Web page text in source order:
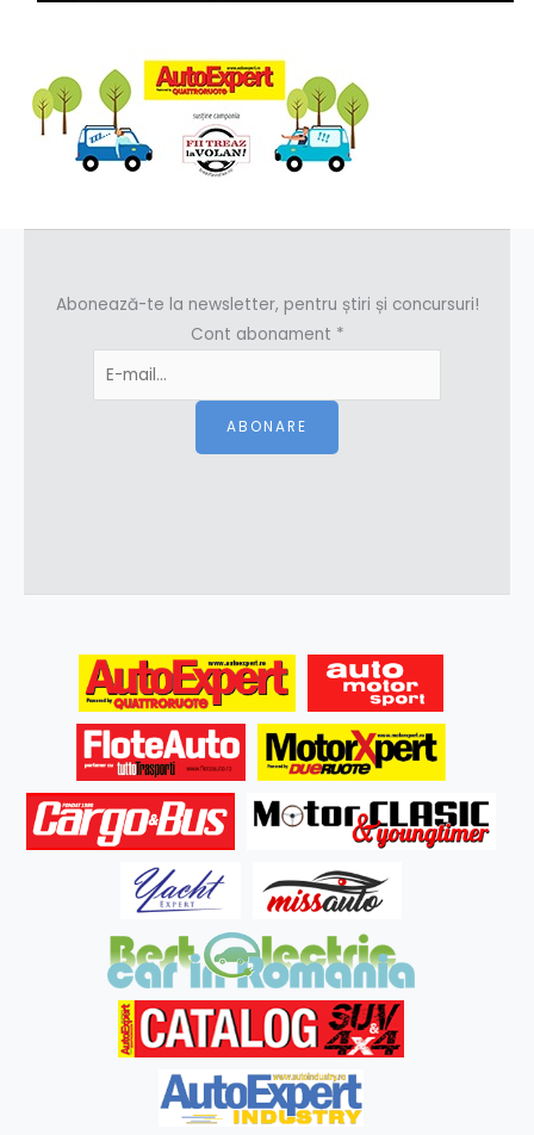
Abonează-te la newsletter, pentru știri și concursuri!
Cont abonament *
ABONARE